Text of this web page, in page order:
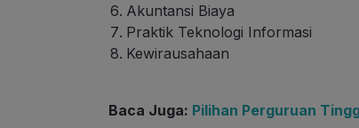
Akuntansi Biaya
Praktik Teknologi Informasi
Kewirausahaan
Baca Juga: Pilihan Perguruan